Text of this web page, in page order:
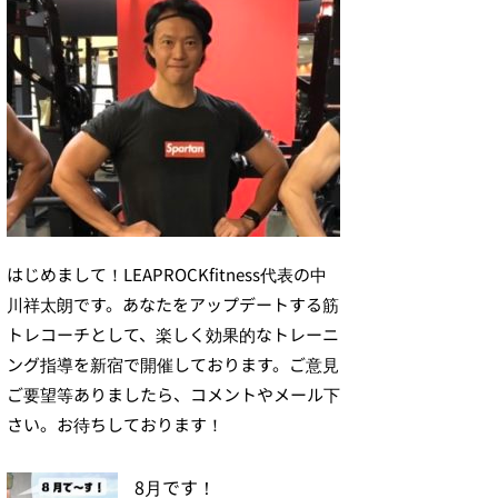
はじめまして！LEAPROCKfitness代表の中
川祥太朗です。あなたをアップデートする筋
トレコーチとして、楽しく効果的なトレーニ
ング指導を新宿で開催しております。ご意見
ご要望等ありましたら、コメントやメール下
さい。お待ちしております！
8月です！